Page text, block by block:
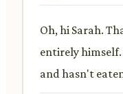
Oh, hi Sarah.
entirely
and hasn't